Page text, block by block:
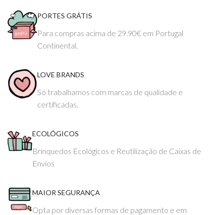
PORTES GRÁTIS
Para compras acima de 29.90€ em Portugal
Continental.
LOVE BRANDS
Só trabalhamos com marcas de qualidade e
certificadas.
ECOLÓGICOS
Brinquedos Ecológicos e Reutilização de Caixas de
Envios
MAIOR SEGURANÇA
Opta por diversas formas de pagamento e em